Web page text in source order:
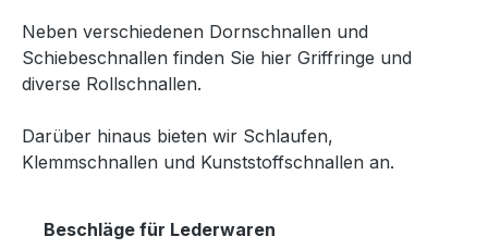
Neben verschiedenen Dornschnallen und
Schiebeschnallen finden Sie hier Griffringe und
diverse Rollschnallen.
Darüber hinaus bieten wir Schlaufen,
Klemmschnallen und Kunststoffschnallen an.
Beschläge für Lederwaren